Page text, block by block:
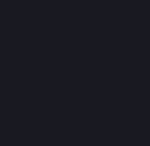
Valve no puede proporcionar
realicen fuera de Steam (por
tarjetas de la Cartera de Steam
Si te han bloqueado por VAC (el
un juego, pierdes el derecho al
No podemos ofrecer reembolsos por
(p. ej., películas, cortos, series,
que el vídeo venga en un lote con